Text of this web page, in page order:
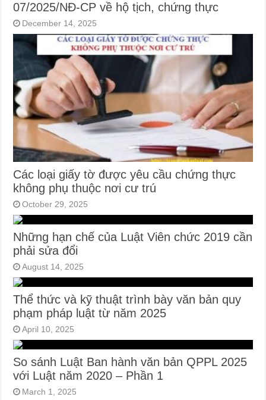
07/2025/NĐ-CP về hộ tịch, chứng thực
December 14, 2025
Các loại giấy tờ được yêu cầu chứng thực
không phụ thuộc nơi cư trú
October 29, 2025
Những hạn chế của Luật Viên chức 2019 cần
phải sửa đổi
August 14, 2025
Thể thức và kỹ thuật trình bày văn bản quy
phạm pháp luật từ năm 2025
April 10, 2025
So sánh Luật Ban hành văn bản QPPL 2025
với Luật năm 2020 – Phần 1
March 1, 2025